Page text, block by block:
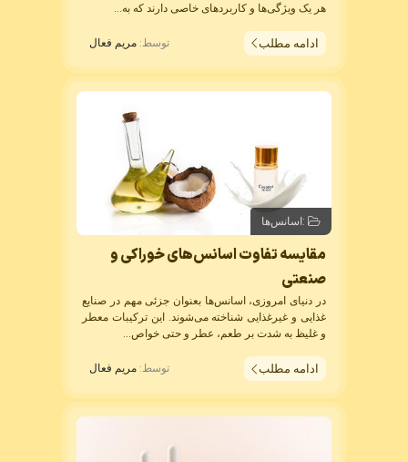
هر یک ویژگی‌ها و کاربردهای خاصی دارند که به...
ادامه مطلب توسط: مریم فعال
:اسانس‌ها
مقایسه تفاوت اسانس‌های خوراکی و
صنعتی
در دنیای امروزی، اسانس‌ها بعنوان جزئی مهم در صنایع
غذایی و غیرغذایی شناخته می‌شوند. این ترکیبات معطر
و غلیظ به شدت بر طعم، عطر و حتی خواص...
ادامه مطلب توسط: مریم فعال